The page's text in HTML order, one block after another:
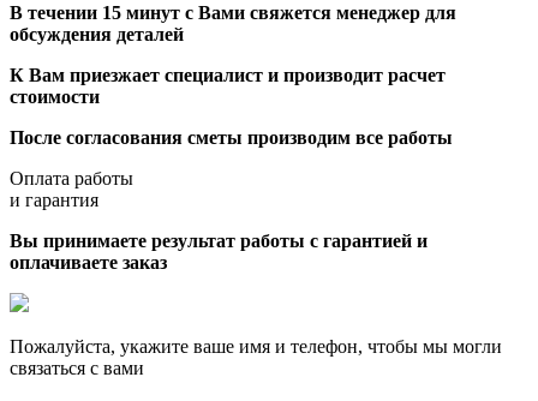
В течении 15 минут с Вами свяжется менеджер для
обсуждения деталей
К Вам приезжает специалист и производит расчет
стоимости
После согласования сметы производим все работы
Оплата работы
и гарантия
Вы принимаете результат работы с гарантией и
оплачиваете заказ
Пожалуйста, укажите ваше имя и телефон, чтобы мы могли
связаться с вами